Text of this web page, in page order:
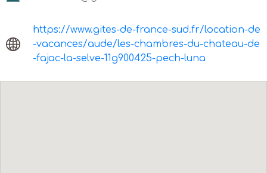
https://www.gites-de-france-sud.fr/location-de
-vacances/aude/les-chambres-du-chateau-de
-fajac-la-selve-11g900425-pech-luna